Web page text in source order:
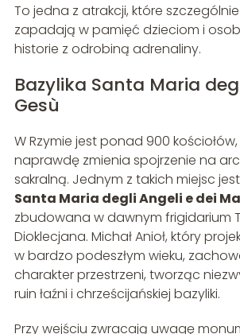
To jedna z atrakcji, które
zapadają w pamięć dzieciom i
historie z odrobiną adrenaliny.
Bazylika Santa Maria
Gesù
W Rzymie jest ponad 900
naprawdę zmienia spojrzenie na
sakralną. Jednym z takich miejsc jest
Santa Maria degli Angeli e dei
zbudowana w dawnym frigidarium
Dioklecjana. Michał Anioł, który
w bardzo podeszłym wieku,
charakter przestrzeni, tworząc
ruin łaźni i chrześcijańskiej bazyliki.
Przy wejściu zwracają uwagę